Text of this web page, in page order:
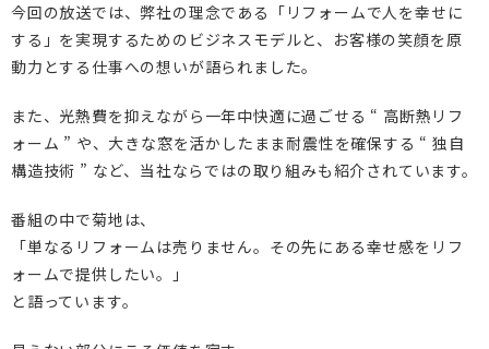
太陽光発電システム
エクステリアリフォーム
非住宅リノベーション
二世帯住宅リフォーム
ご高齢者のためのリフォーム
お身体の不自由な方のリフォーム
リフォーム補助金
オフィスリフォーム
資料請求
新着情報
会社情報
採用情報
お問合わせ
今回の放送では、弊社の理念である「リフォームで人を幸せに
する」を実現するためのビジネスモデルと、お客様の笑顔を原
動力とする仕事への想いが語られました。
また、光熱費を抑えながら一年中快適に過ごせる “ 高断熱リフ
ォーム ” や、大きな窓を活かしたまま耐震性を確保する “ 独自
構造技術 ” など、当社ならではの取り組みも紹介されています。
番組の中で菊地は、
「単なるリフォームは売りません。その先にある幸せ感をリフ
ォームで提供したい。」
と語っています。